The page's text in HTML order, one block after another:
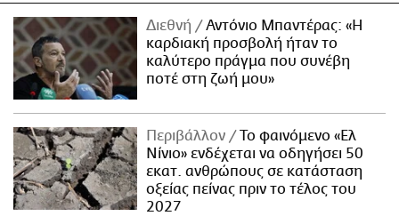
Διεθνή
Αντόνιο Μπαντέρας: «Η
καρδιακή προσβολή ήταν το
καλύτερο πράγμα που συνέβη
ποτέ στη ζωή μου»
Περιβάλλον
Το φαινόμενο «Ελ
Νίνιο» ενδέχεται να οδηγήσει 50
εκατ. ανθρώπους σε κατάσταση
οξείας πείνας πριν το τέλος του
2027